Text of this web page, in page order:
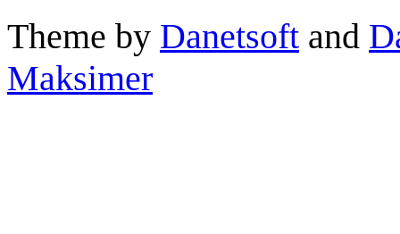
Theme by Danetsoft and
Maksimer